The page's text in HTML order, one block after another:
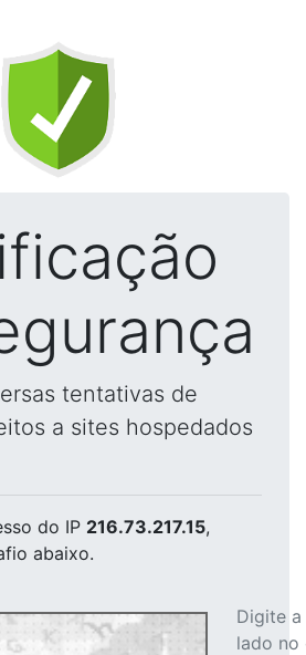
tentativas de
a sites hospedados
do IP 216.73.217.15,
abaixo.
Digite
lado no